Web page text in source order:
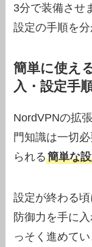
3分で装備させ
設定の手順を
簡単に使え
入・設定手
NordVPNの拡
門知識は一切
られる簡単な
設定が終わる
防御力を手に
っそく進めてい